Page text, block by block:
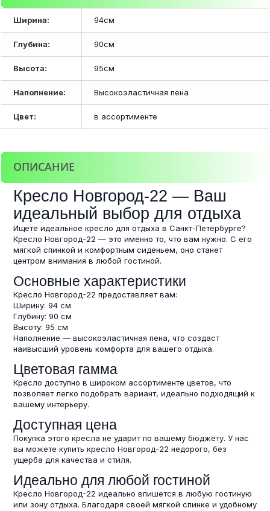
Ширина: 94см
Глубина: 90см
Высота: 95см
Наполнение: Высокоэластичная пена
Цвет: в ассортименте
ОПИСАНИЕ
Кресло Новгород-22 — Ваш
идеальный выбор для отдыха
Ищете идеальное кресло для отдыха в Санкт-Петербурге?
Кресло Новгород-22 — это именно то, что вам нужно. С его
мягкой спинкой и комфортным сиденьем, оно станет
центром внимания в любой гостиной.
Основные характеристики
Кресло Новгород-22 предоставляет вам:
Ширину: 94 см
Глубину: 90 см
Высоту: 95 см
Наполнение — высокоэластичная пена, что создаст
наивысший уровень комфорта для вашего отдыха.
Цветовая гамма
Кресло доступно в широком ассортименте цветов, что
позволяет легко подобрать вариант, идеально подходящий к
вашему интерьеру.
Доступная цена
Покупка этого кресла не ударит по вашему бюджету. У нас
вы можете купить кресло Новгород-22 недорого, без
ущерба для качества и стиля.
Идеально для любой гостиной
Кресло Новгород-22 идеально впишется в любую гостиную
или зону отдыха. Благодаря своей мягкой спинке и удобному